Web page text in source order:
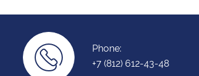
Phone:
+7 (812) 612-43-48